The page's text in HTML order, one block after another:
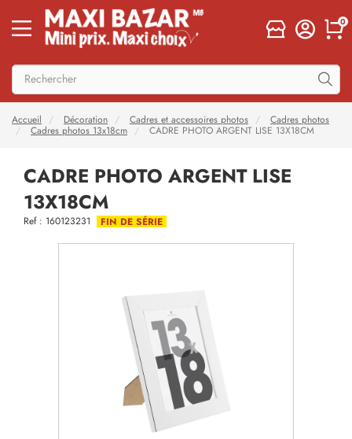
0
Accueil Décoration Cadres et accessoires photos
Cadres photos
Cadres photos 13x18cm
CADRE PHOTO ARGENT LISE 13X18CM
CADRE PHOTO ARGENT LISE
13X18CM
Ref : 160123231 FIN DE SÉRIE